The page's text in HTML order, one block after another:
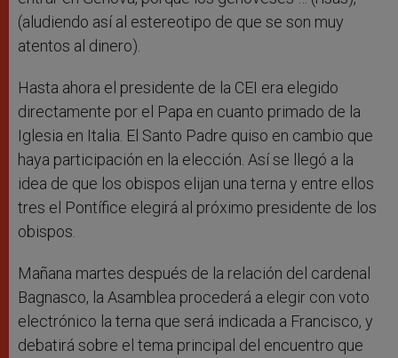
(aludiendo así al estereotipo de que se son muy
atentos al dinero).
Hasta ahora el presidente de la CEI era elegido
directamente por el Papa en cuanto primado de la
Iglesia en Italia. El Santo Padre quiso en cambio que
haya participación en la elección. Así se llegó a la
idea de que los obispos elijan una terna y entre ellos
tres el Pontífice elegirá al próximo presidente de los
obispos.
Mañana martes después de la relación del cardenal
Bagnasco, la Asamblea procederá a elegir con voto
electrónico la terna que será indicada a Francisco, y
debatirá sobre el tema principal del encuentro que